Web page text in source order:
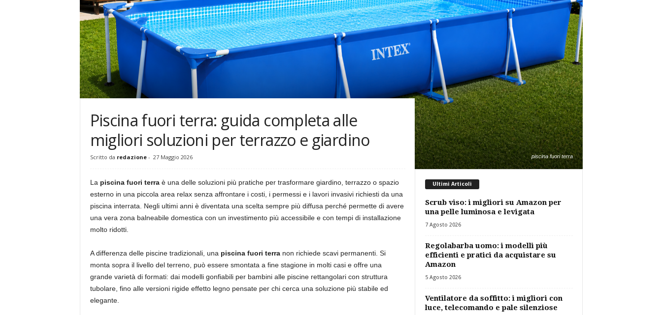
piscina fuori terra
Piscina fuori terra: guida completa alle
migliori soluzioni per terrazzo e giardino
Scritto da redazione- 27 Maggio 2026
La piscina fuori terraè una delle soluzioni più pratiche per trasformare giardino, terrazzo o spazio
esterno in una piccola area relax senza affrontare i costi, i permessi e i lavori invasivi richiesti da una
piscina interrata. Negli ultimi anni è diventata una scelta sempre più diffusa perché permette di avere
una vera zona balneabile domestica con un investimento più accessibile e con tempi di installazione
molto ridotti.
A differenza delle piscine tradizionali, una piscina fuori terranon richiede scavi permanenti. Si
monta sopra il livello del terreno, può essere smontata a fine stagione in molti casi e offre una
grande varietà di formati: dai modelli gonfiabili per bambini alle piscine rettangolari con struttura
tubolare, fino alle versioni rigide effetto legno pensate per chi cerca una soluzione più stabile ed
elegante.
Ultimi Articoli
Scrub viso: i migliori su Amazon per
una pelle luminosa e levigata
7 Agosto 2026
Regolabarba uomo: i modelli più
efficienti e pratici da acquistare su
Amazon
5 Agosto 2026
Ventilatore da soffitto: i migliori con
luce, telecomando e pale silenziose